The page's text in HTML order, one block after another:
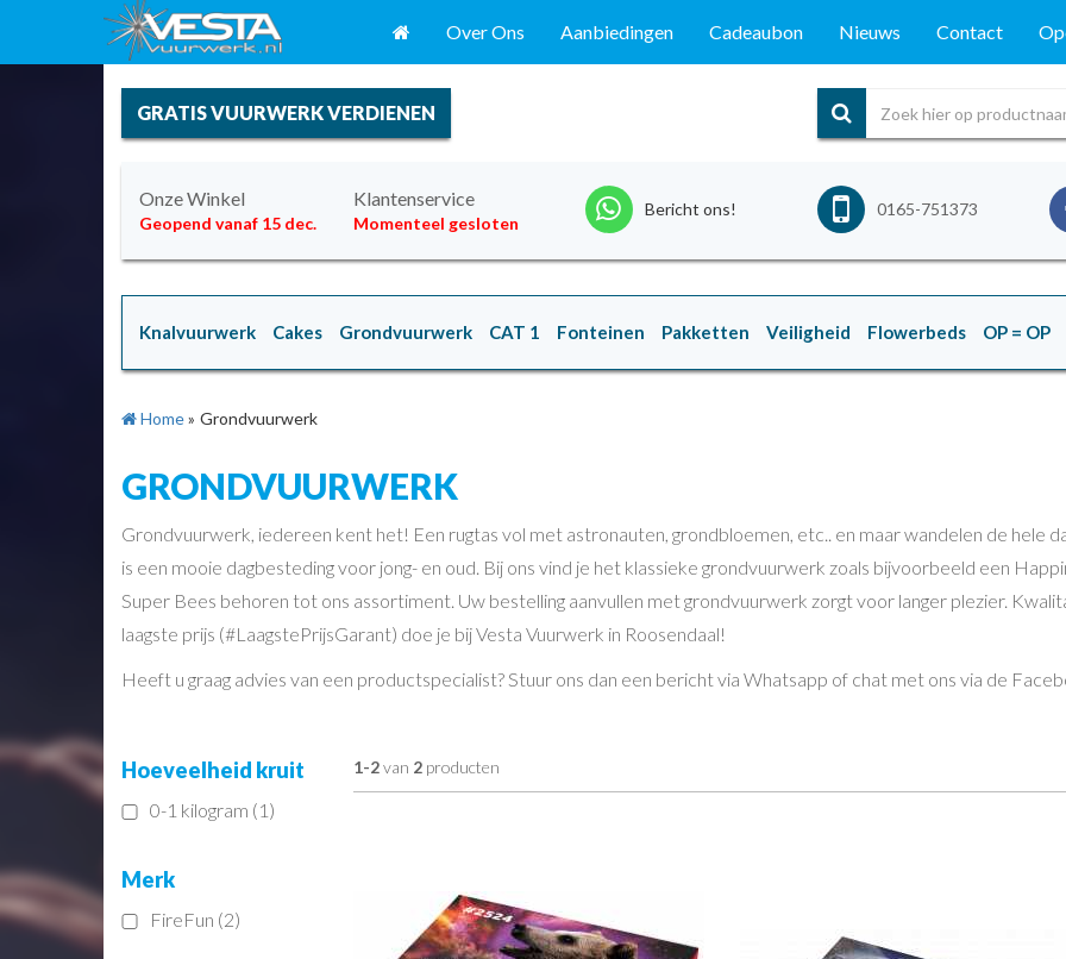
Over Ons Aanbiedingen Cadeaubon Nieuws Contact
GRATIS VUURWERK VERDIENEN
Onze Winkel
Geopend vanaf 15 dec.
Klantenservice
Momenteel gesloten
Bericht ons! 0165-751373
Knalvuurwerk Cakes Grondvuurwerk CAT 1 Fonteinen Pakketten Veiligheid Flowerbeds OP = OP
Home» Grondvuurwerk
GRONDVUURWERK
Grondvuurwerk, iedereen kent het! Een rugtas vol met astronauten, grondbloemen, etc.. en maar wandelen de hele
is een mooie dagbesteding voor jong- en oud. Bij ons vind je het klassieke grondvuurwerk zoals bijvoorbeeld een
Super Bees behoren tot ons assortiment. Uw bestelling aanvullen met grondvuurwerk zorgt voor langer plezier.
laagste prijs (#LaagstePrijsGarant) doe je bij Vesta Vuurwerk in Roosendaal!
Heeft u graag advies van een productspecialist? Stuur ons dan een bericht via Whatsapp of chat met ons via de
Hoeveelheid kruit
0-1 kilogram (1)
Merk
FireFun (2)
1-2van 2 producten